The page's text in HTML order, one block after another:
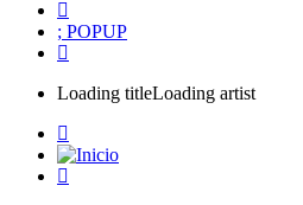
POPUP
Loading titleLoading artist